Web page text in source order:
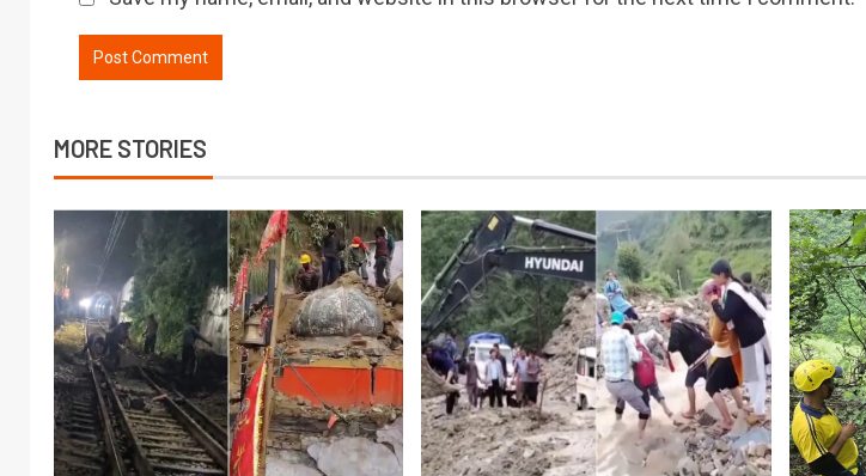
MORE STORIES